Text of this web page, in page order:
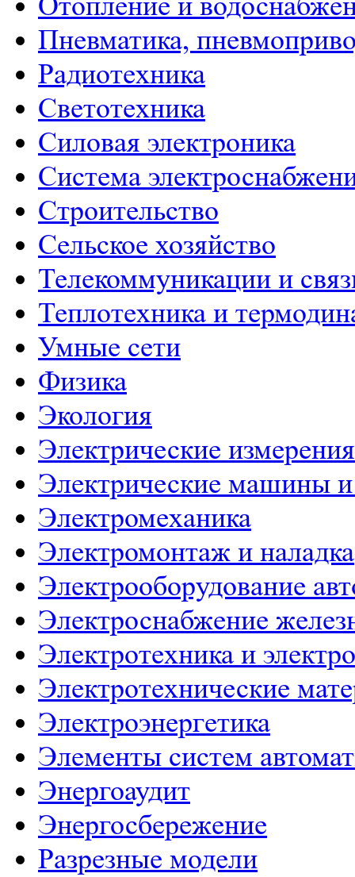
Пневматика,
Радиотехника
Светотехника
Силовая электроника
Система
Строительство
Сельское хозяйство
Телекоммуникации и
Теплотехника и
Умные сети
Физика
Экология
Электрические измерения
Электрические машины
Электромеханика
Электромонтаж и наладка
Электрооборудование
Электроснабжение
Электротехника и
Электротехнические
Электроэнергетика
Элементы систем
Энергоаудит
Энергосбережение
Разрезные модели